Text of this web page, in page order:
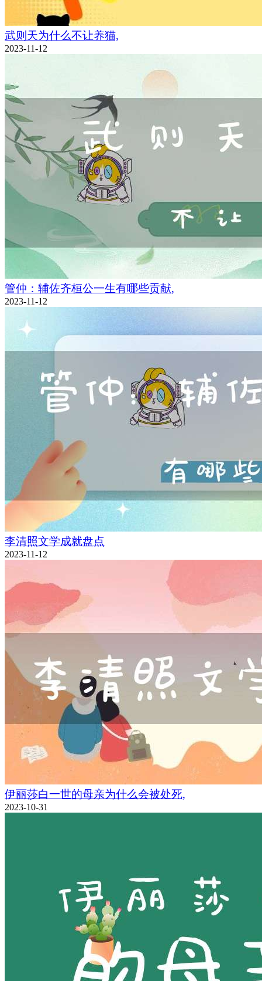
武则天为什么不让养猫,
2023-11-12
管仲：辅佐齐桓公一生有哪些贡献,
2023-11-12
李清照文学成就盘点
2023-11-12
伊丽莎白一世的母亲为什么会被处死,
2023-10-31